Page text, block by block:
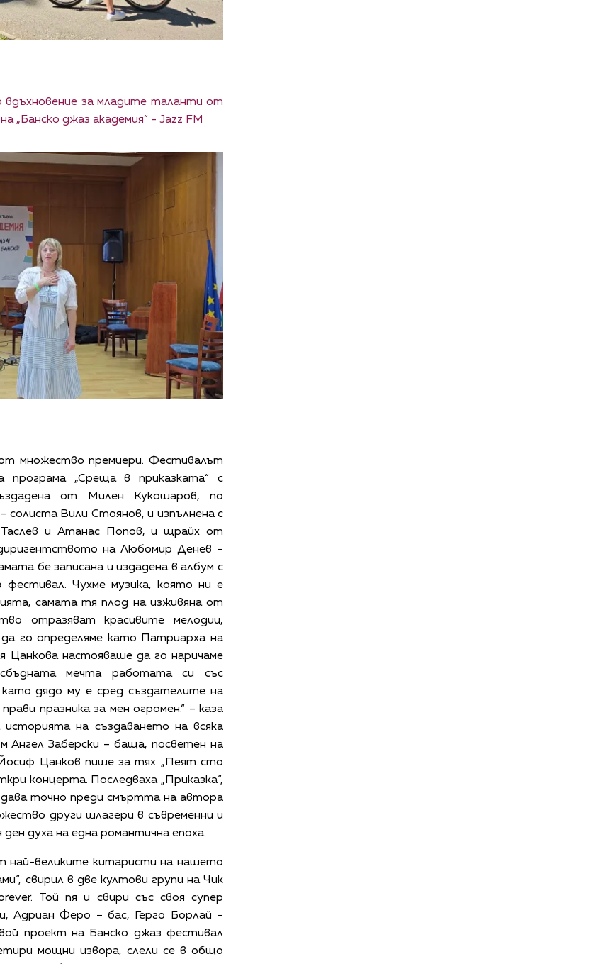
вдъхновение за младите таланти от
„Банско джаз академия“ - Jazz FM
множество премиери. Фестивалът
програма „Среща в приказката“ с
от Милен Кукошаров, по
солиста Вили Стоянов, и изпълнена с
и Атанас Попов, и щрайх от
на Любомир Денев –
бе записана и издадена в албум с
фестивал. Чухме музика, която ни е
самата тя плод на изживяна от
отразяват красивите мелодии,
го определяме като Патриарха на
Цанкова настояваше да го наричаме
мечта работата си със
дядо му е сред създателите на
празника за мен огромен.“ – каза
на създаването на всяка
Ангел Заберски – баща, посветен на
Цанков пише за тях „Пеят сто
концерта. Последваха „Приказка“,
точно преди смъртта на автора
други шлагери в съвременни и
духа на една романтична епоха.
най-великите китаристи на нашето
свирил в две култови групи на Чик
Той пя и свири със своя супер
Адриан Феро – бас, Герго Борлай –
проект на Банско джаз фестивал
мощни извора, слели се в общо